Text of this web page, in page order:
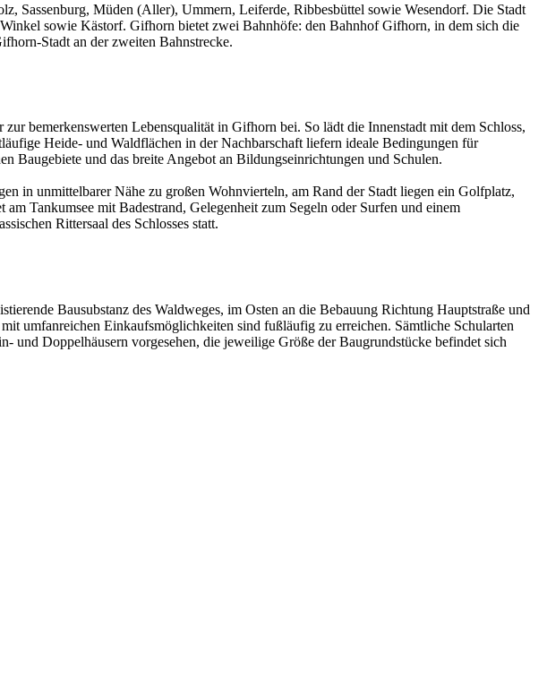
Sassenburg, Müden (Aller), Ummern, Leiferde, Ribbesbüttel sowie Wesendorf. Die Stadt
sowie Kästorf. Gifhorn bietet zwei Bahnhöfe: den Bahnhof Gifhorn, in dem sich die
Stadt an der zweiten Bahnstrecke.
bemerkenswerten Lebensqualität in Gifhorn bei. So lädt die Innenstadt mit dem Schloss,
Heide- und Waldflächen in der Nachbarschaft liefern ideale Bedingungen für
Baugebiete und das breite Angebot an Bildungseinrichtungen und Schulen.
in unmittelbarer Nähe zu großen Wohnvierteln, am Rand der Stadt liegen ein Golfplatz,
Tankumsee mit Badestrand, Gelegenheit zum Segeln oder Surfen und einem
Rittersaal des Schlosses statt.
Bausubstanz des Waldweges, im Osten an die Bebauung Richtung Hauptstraße und
umfanreichen Einkaufsmöglichkeiten sind fußläufig zu erreichen. Sämtliche Schularten
und Doppelhäusern vorgesehen, die jeweilige Größe der Baugrundstücke befindet sich